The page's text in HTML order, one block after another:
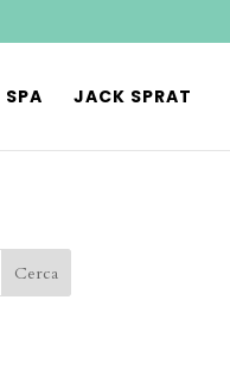
SPA JACK SPRAT